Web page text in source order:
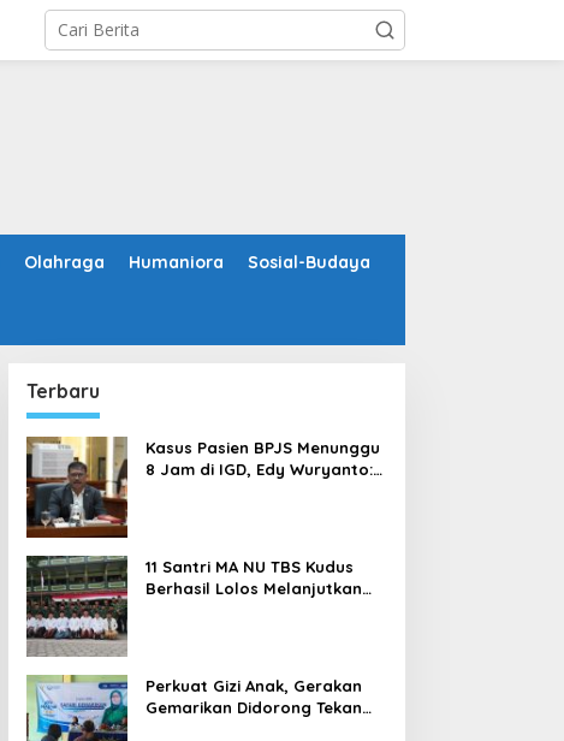
Olahraga Humaniora Sosial-Budaya
Terbaru
Kasus Pasien BPJS Menunggu
8 Jam di IGD, Edy Wuryanto:
11 Santri MA NU TBS Kudus
Berhasil Lolos Melanjutkan
Perkuat Gizi Anak, Gerakan
Gemarikan Didorong Tekan